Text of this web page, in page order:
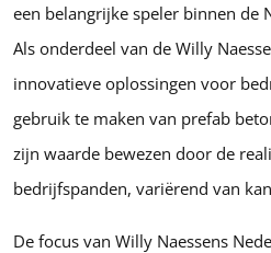
een belangrijke speler binnen de
Als onderdeel van de Willy
innovatieve oplossingen voor
gebruik te maken van prefab
zijn waarde bewezen door de
bedrijfspanden, variërend van
De focus van Willy Naessens